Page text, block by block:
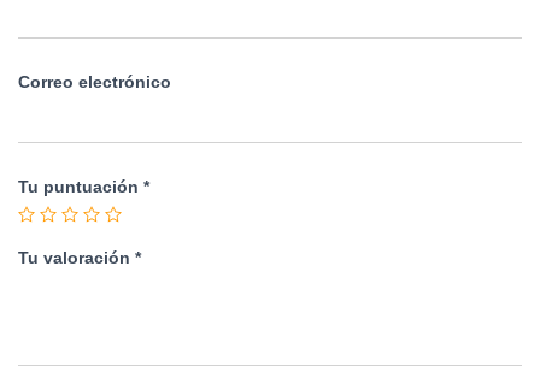
Correo electrónico
Tu puntuación *
Tu valoración *